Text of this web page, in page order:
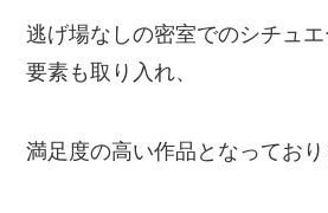
逃げ場なしの密室でのシチュ
要素も取り入れ、
満足度の高い作品となってお